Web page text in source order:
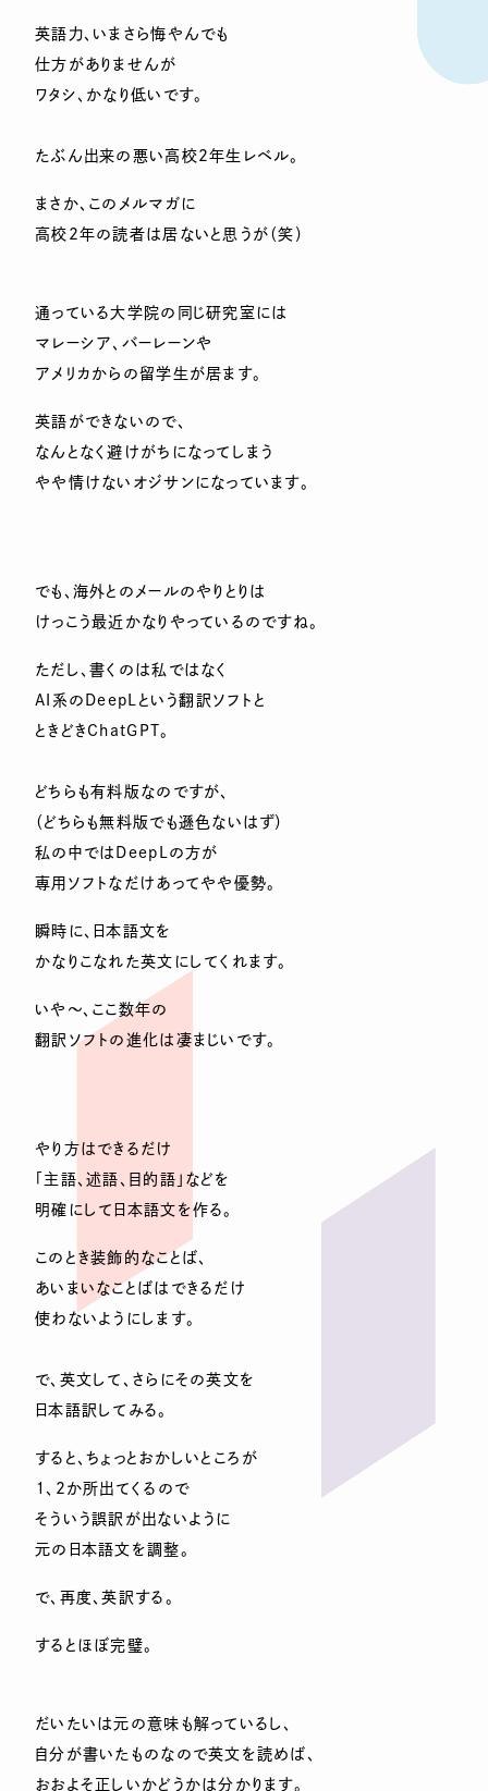
英語力、いまさら悔やんでも
仕方がありませんが
ワタシ、かなり低いです。
たぶん出来の悪い高校2年生レベル。
まさか、このメルマガに
高校2年の読者は居ないと思うが（笑）
通っている大学院の同じ研究室には
マレーシア、バーレーンや
アメリカからの留学生が居ます。
英語ができないので、
なんとなく避けがちになってしまう
やや情けないオジサンになっています。
でも、海外とのメールのやりとりは
けっこう最近かなりやっているのですね。
ただし、書くのは私ではなく
AI系のDeepLという翻訳ソフトと
ときどきChatGPT。
どちらも有料版なのですが、
（どちらも無料版でも遜色ないはず）
私の中ではDeepLの方が
専用ソフトなだけあってやや優勢。
瞬時に、日本語文を
かなりこなれた英文にしてくれます。
いや～、ここ数年の
翻訳ソフトの進化は凄まじいです。
やり方はできるだけ
「主語、述語、目的語」などを
明確にして日本語文を作る。
このとき装飾的なことば、
あいまいなことばはできるだけ
使わないようにします。
で、英文して、さらにその英文を
日本語訳してみる。
すると、ちょっとおかしいところが
１、2か所出てくるので
そういう誤訳が出ないように
元の日本語文を調整。
で、再度、英訳する。
するとほぼ完璧。
だいたいは元の意味も解っているし、
自分が書いたものなので英文を読めば、
おおよそ正しいかどうかは分かります。